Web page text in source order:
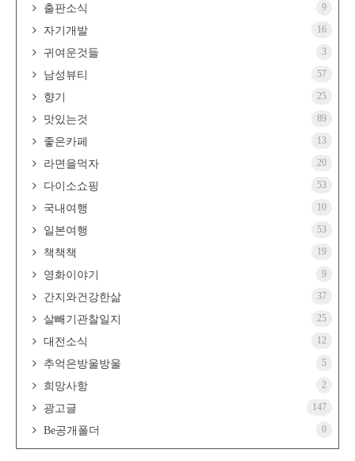
출판소식 9
자기개발 16
귀여운것들 3
남성뷰티 57
향기 25
맛있는것 89
좋은카페 13
라면을먹자 20
다이소쇼핑 53
국내여행 10
일본여행 53
책책책 19
영화이야기 9
간지와건강한삶 37
살빼기관찰일지 25
대전소식 12
추억은방울방울 5
희망사항 2
광고글 147
Be공개폴더 0